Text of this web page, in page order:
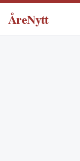
ÅreNytt